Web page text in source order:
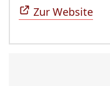
Zur Website